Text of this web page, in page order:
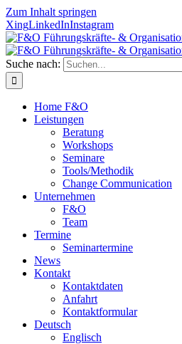
Zum Inhalt springen
XingLinkedInInstagram
Suche nach:
Home F&O
Leistungen
Beratung
Workshops
Seminare
Tools/Methodik
Change Communication
Unternehmen
F&O
Team
Termine
Seminartermine
News
Kontakt
Kontaktdaten
Anfahrt
Kontaktformular
Deutsch
Englisch